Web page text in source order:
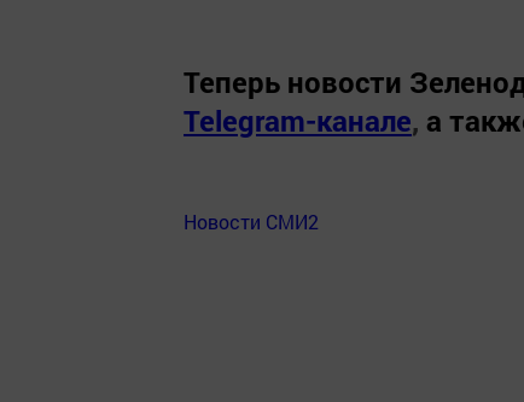
Теперь новости
Telegram-канале, а
Новости СМИ2